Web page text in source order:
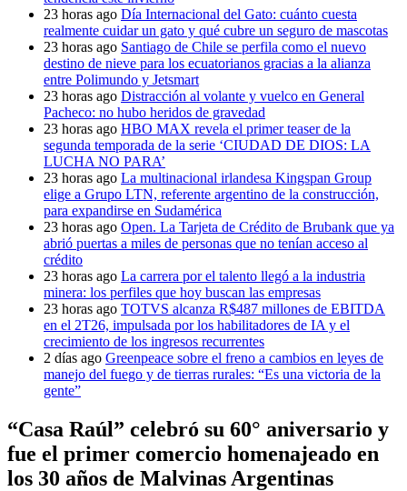
23 horas ago Día Internacional del Gato: cuánto cuesta
realmente cuidar un gato y qué cubre un seguro de mascotas
23 horas ago Santiago de Chile se perfila como el nuevo
destino de nieve para los ecuatorianos gracias a la alianza
entre Polimundo y Jetsmart
23 horas ago Distracción al volante y vuelco en General
Pacheco: no hubo heridos de gravedad
23 horas ago HBO MAX revela el primer teaser de la
segunda temporada de la serie ‘CIUDAD DE DIOS: LA
LUCHA NO PARA’
23 horas ago La multinacional irlandesa Kingspan Group
elige a Grupo LTN, referente argentino de la construcción,
para expandirse en Sudamérica
23 horas ago Open. La Tarjeta de Crédito de Brubank que ya
abrió puertas a miles de personas que no tenían acceso al
crédito
23 horas ago La carrera por el talento llegó a la industria
minera: los perfiles que hoy buscan las empresas
23 horas ago TOTVS alcanza R$487 millones de EBITDA
en el 2T26, impulsada por los habilitadores de IA y el
crecimiento de los ingresos recurrentes
2 días ago Greenpeace sobre el freno a cambios en leyes de
manejo del fuego y de tierras rurales: “Es una victoria de la
gente”
“Casa Raúl” celebró su 60° aniversario y
fue el primer comercio homenajeado en
los 30 años de Malvinas Argentinas